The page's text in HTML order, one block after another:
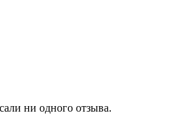
ни одного отзыва.